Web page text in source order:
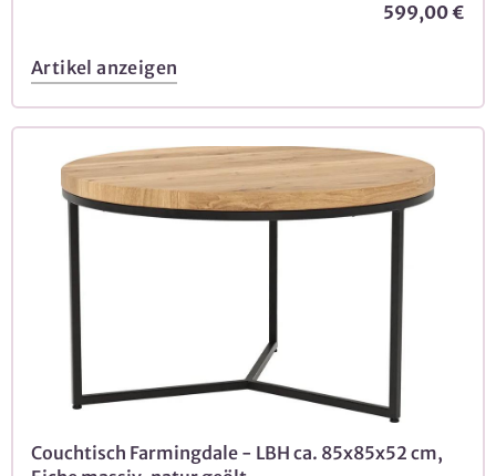
599,00 €
Artikel anzeigen
Couchtisch Farmingdale - LBH ca. 85x85x52 cm,